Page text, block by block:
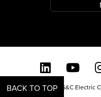
BACK TO TOP© 2026 S&C Electric